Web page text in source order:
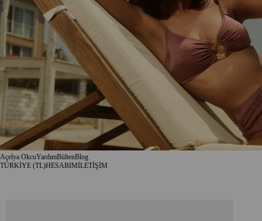
Açelya OkcuYardımBültenBlog
TÜRKİYE (TL)HESABIMİLETİŞİM